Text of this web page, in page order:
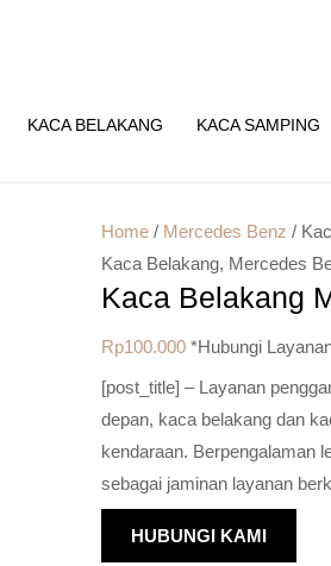
KACA BELAKANG KACA SAMPING
Home / Mercedes Benz /
Kaca Belakang, Mercedes
Kaca Belakang
Rp100.000 *Hubungi
[post_title] – Layanan
depan, kaca belakang dan
kendaraan. Berpengalaman
sebagai jaminan layanan
HUBUNGI KAMI